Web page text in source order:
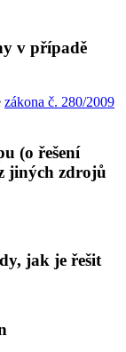
v případě
zákona č. 280/2009
(o řešení
jiných zdrojů
jak je řešit